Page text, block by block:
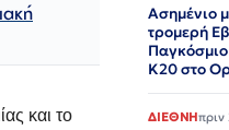
και το
Ασημένιο
τρομερή
Κ20 στο
ΔΙΕΘΝΗπριν